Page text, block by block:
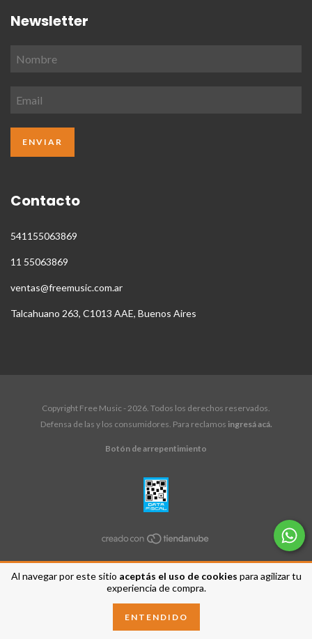
Al navegar por este sitio aceptás el uso de cookies para agilizar tu
experiencia de compra.
ENTENDIDO
Newsletter
Contacto
541155063869
11 55063869
ventas@freemusic.com.ar
Talcahuano 263, C1013 AAE, Buenos Aires
Copyright Free Music - 2026. Todos los derechos reservados.
Defensa de las y los consumidores. Para reclamos ingresá acá.
Botón de arrepentimiento